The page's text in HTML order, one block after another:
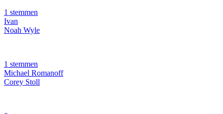
1 stemmen
Ivan
Noah Wyle
1 stemmen
Michael Romanoff
Corey Stoll